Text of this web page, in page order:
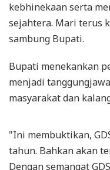
kebhinekaan serta
sejahtera. Mari terus
sambung Bupati.
Bupati menekankan
menjadi
masyarakat dan
"Ini membuktikan,
tahun. Bahkan akan
Dengan semangat